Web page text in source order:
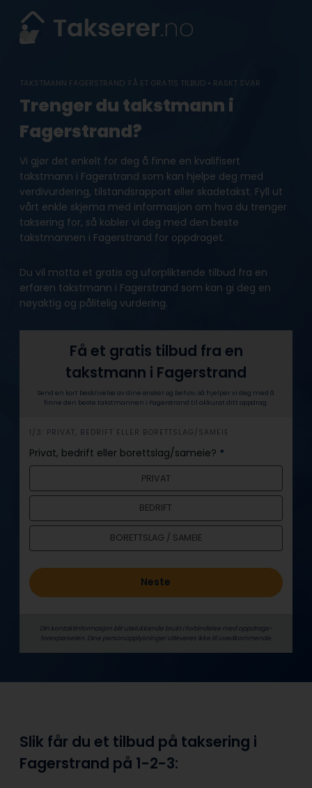
content
TAKSTMANN FAGERSTRAND: FÅ ET GRATIS TILBUD • RASKT SVAR
Trenger du takstmann i
Fagerstrand?
Vi gjør det enkelt for deg å finne en kvalifisert
takstmann i Fagerstrand som kan hjelpe deg med
verdivurdering, tilstandsrapport eller skadetakst. Fyll ut
vårt enkle skjema med informasjon om hva du trenger
taksering for, så kobler vi deg med den beste
takstmannen i Fagerstrand for oppdraget.
Du vil motta et gratis og uforpliktende tilbud fra en
erfaren takstmann i Fagerstrand som kan gi deg en
nøyaktig og pålitelig vurdering.
Få et gratis tilbud fra en
takstmann i Fagerstrand
Send en kort beskrivelse av dine ønsker og behov, så hjelper vi deg med å
finne den beste takstmannen i Fagerstrand til akkurat ditt oppdrag.
h
e
r
1/3: PRIVAT, BEDRIFT ELLER BORETTSLAG/SAMEIE
Privat, bedrift eller borettslag/sameie? *
PRIVAT
BEDRIFT
BORETTSLAG / SAMEIE
Neste
Din kontaktinformasjon blir utelukkende brukt i forbindelse med oppdrags­
forespørselen. Dine person­­opplysninger utleveres ikke til uvedkommende.
Slik får du et tilbud på taksering i
Fagerstrand på 1-2-3: